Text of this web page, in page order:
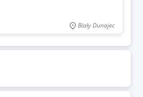
Biały Dunajec